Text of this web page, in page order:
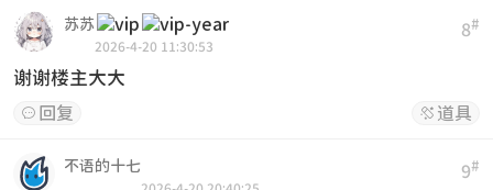
8#
苏苏
2026-4-20 11:30:53
谢谢楼主大大
 回复  道具
9#
不语的十七